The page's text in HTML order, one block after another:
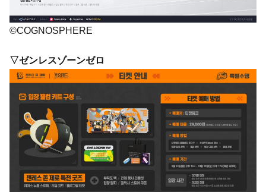
©COGNOSPHERE
▽ゼンレスゾーンゼロ